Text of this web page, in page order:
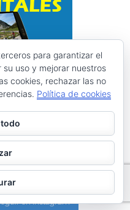
en Instagram
para garantizar el
uso y mejorar nuestros
cookies, rechazar las no
Política de cookies